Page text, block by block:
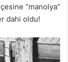
“manolya”
dahi oldu!